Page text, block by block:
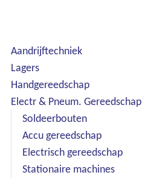
Aandrijftechniek
Lagers
Handgereedschap
Electr & Pneum. Gereedschap
Soldeerbouten
Accu gereedschap
Electrisch gereedschap
Stationaire machines